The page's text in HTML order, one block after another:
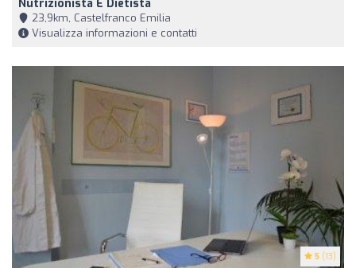
Nutrizionista E Dietista
23,9km, Castelfranco Emilia
Visualizza informazioni e contatti
5 (13)